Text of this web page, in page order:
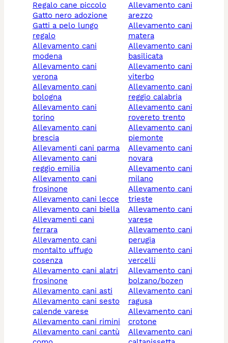
regalo cane piccolo
gatto nero adozione
gatti a pelo lungo
regalo
allevamento cani
modena
allevamento cani
verona
allevamento cani
bologna
allevamento cani
torino
allevamento cani
brescia
allevamenti cani parma
allevamento cani
reggio emilia
allevamento cani
frosinone
allevamento cani lecce
allevamento cani biella
allevamenti cani
ferrara
allevamento cani
montalto uffugo
cosenza
allevamento cani alatri
frosinone
allevamento cani asti
allevamento cani sesto
calende varese
allevamento cani rimini
allevamento cani cantù
allevamento cani
arezzo
allevamento cani
matera
allevamento cani
basilicata
allevamento cani
viterbo
allevamento cani
reggio calabria
allevamento cani
rovereto trento
allevamento cani
piemonte
allevamento cani
novara
allevamento cani
milano
allevamento cani
trieste
allevamento cani
varese
allevamento cani
perugia
allevamento cani
vercelli
allevamento cani
bolzano/bozen
allevamento cani
ragusa
allevamento cani
crotone
allevamento cani